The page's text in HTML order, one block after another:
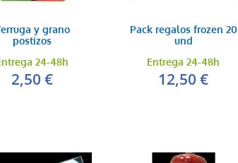
y grano
postizos
24-48h
2,50 €
Pack regalos frozen 20
und
Entrega 24-48h
12,50 €